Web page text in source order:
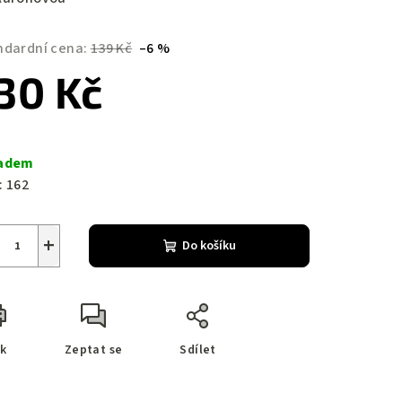
cena: 139 Kč –6 %
Kč
162
+ Do košíku
Zeptat se Sdílet